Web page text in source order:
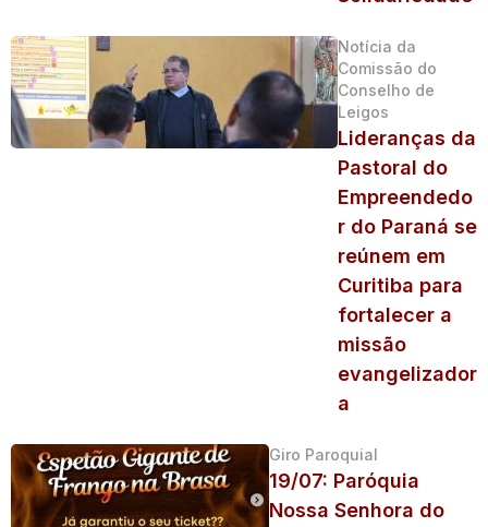
Notícia da
Comissão do
Conselho de
Leigos
Lideranças da
Pastoral do
Empreendedo
r do Paraná se
reúnem em
Curitiba para
fortalecer a
missão
evangelizador
a
Giro Paroquial
19/07: Paróquia
Nossa Senhora do